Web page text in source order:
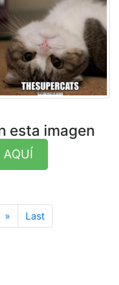
esta imagen
»LastLast